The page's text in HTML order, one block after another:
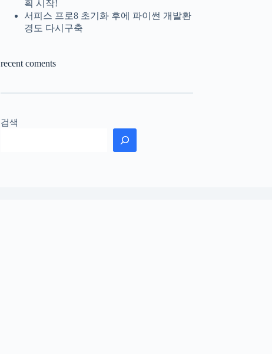
획 시작!
서피스 프로8 초기화 후에 파이썬 개발환
경도 다시구축
recent coments
검색